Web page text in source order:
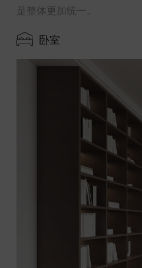
是整体更加统一。
卧室